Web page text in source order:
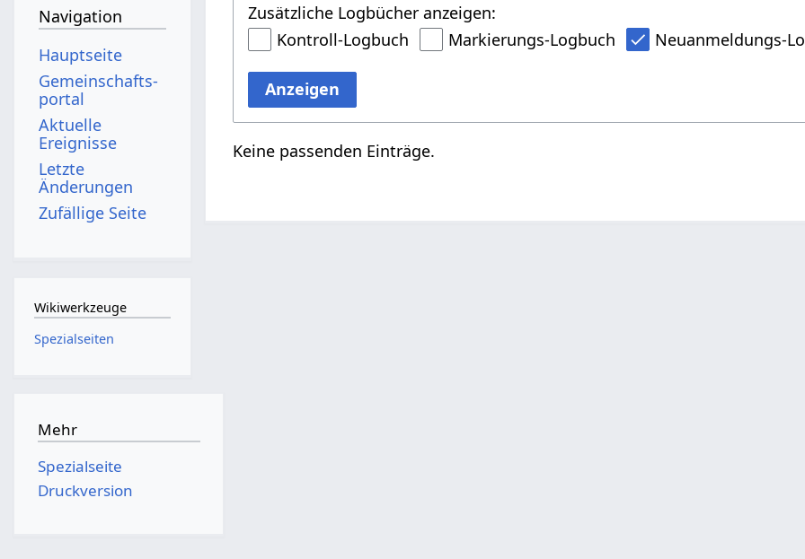
Zusätzliche Logbücher anzeigen:
Kontroll-Logbuch
Markierungs-Logbuch Neuanmeldungs-
Anzeigen
Keine passenden Einträge.
Navigation
Hauptseite
Gemeinschafts­
portal
Aktuelle
Ereignisse
Letzte
Änderungen
Zufällige Seite
Wikiwerkzeuge
Spezialseiten
Mehr
Spezialseite
Druckversion